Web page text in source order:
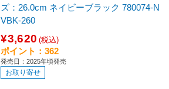
ズ：26.0cm ネイビーブラック 780074-N
VBK-260
¥3,620 (税込)
ポイント：362
発売日：2025年頃発売
お取り寄せ